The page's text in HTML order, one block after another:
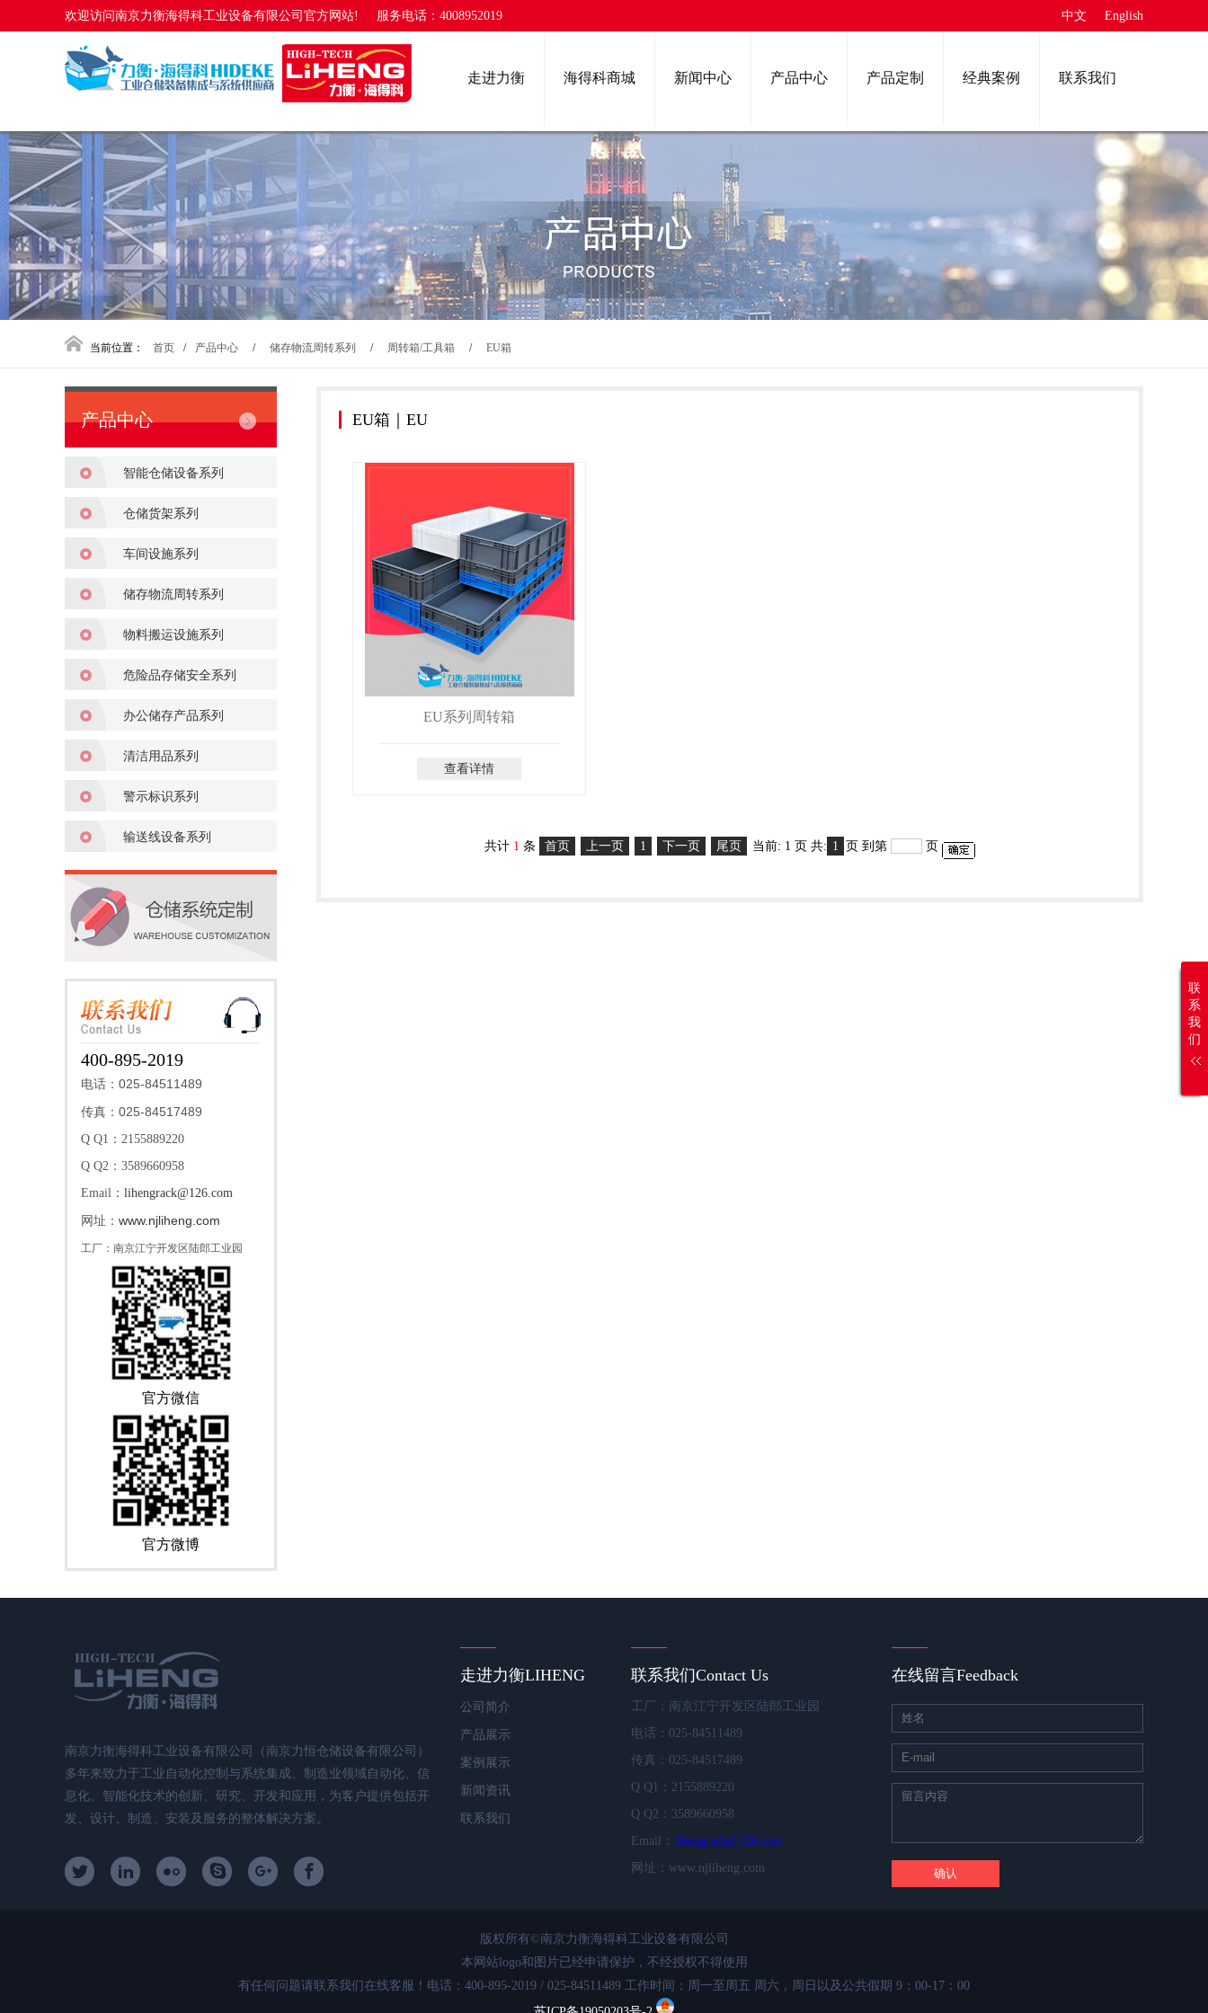
欢迎访问南京力衡海得科工业设备有限公司官方网站! 服务电话：4008952019 中文 English
走进力衡 海得科商城 新闻中心 产品中心 产品定制 经典案例 联系我们
当前位置： 首页 / 产品中心 / 储存物流周转系列 / 周转箱/工具箱 / EU箱
产品中心
智能仓储设备系列
仓储货架系列
车间设施系列
储存物流周转系列
物料搬运设施系列
危险品存储安全系列
办公储存产品系列
清洁用品系列
警示标识系列
输送线设备系列
400-895-2019
电话： 025-84511489
传真： 025-84517489
Q Q1：2155889220
Q Q2：3589660958
Email： lihengrack@126.com
网址： www.njliheng.com
工厂：南京江宁开发区陆郎工业园
官方微信
官方微博
EU箱｜EU
EU系列周转箱
查看详情
共计 1 条 首页 上一页 1 下一页 尾页 当前: 1 页 共: 1 页 到第 页
南京力衡海得科工业设备有限公司（南京力恒仓储设备有限公司）
多年来致力于工业自动化控制与系统集成、制造业领域自动化、信
息化、智能化技术的创新、研究、开发和应用，为客户提供包括开
发、设计、制造、安装及服务的整体解决方案。
走进力衡LIHENG
公司简介
产品展示
案例展示
新闻资讯
联系我们
联系我们Contact Us
工厂：南京江宁开发区陆郎工业园
电话：025-84511489
传真：025-84517489
Q Q1：2155889220
Q Q2：3589660958
Email： lihengrack@126.com
网址：www.njliheng.com
在线留言Feedback
版权所有©南京力衡海得科工业设备有限公司
本网站logo和图片已经申请保护，不经授权不得使用
有任何问题请联系我们在线客服！电话：400-895-2019 / 025-84511489 工作时间：周一至周五 周六，周日以及公共假期 9：00-17：00
联
系
我
们